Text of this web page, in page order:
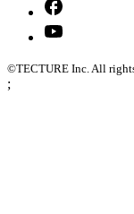
©TECTURE Inc. All rights
;